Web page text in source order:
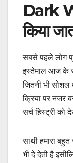
Dark
किया
सबसे पहले लोग
इस्तेमाल आज के
जितनी भी सोशल
क्रिया पर नजर
सर्च हिस्ट्री को
साथी हमारा
भी दे देती है